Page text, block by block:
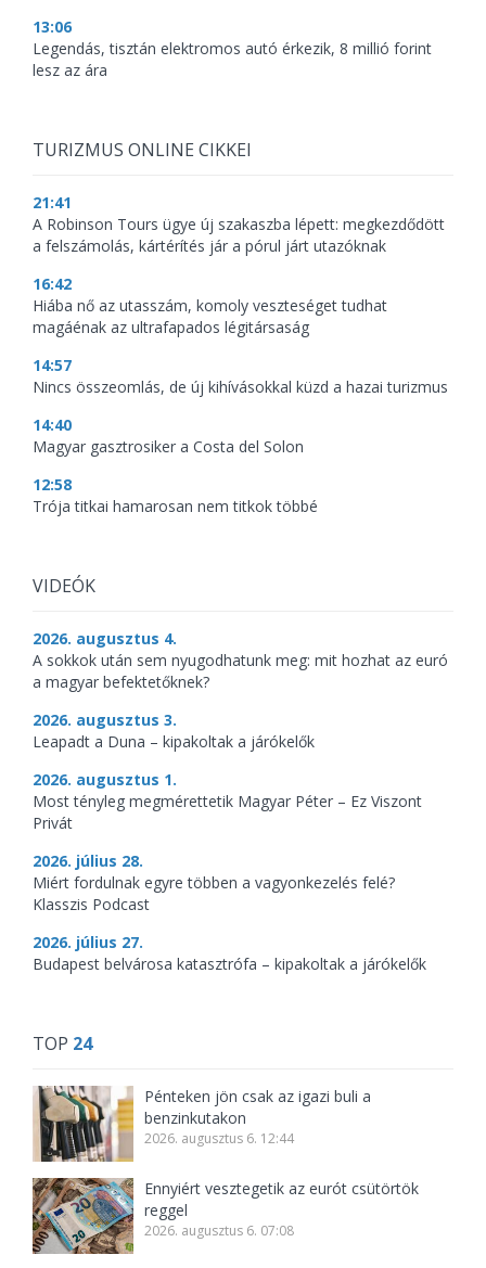
13:06
Legendás, tisztán elektromos autó érkezik, 8 millió forint
lesz az ára
TURIZMUS ONLINE CIKKEI
21:41
A Robinson Tours ügye új szakaszba lépett: megkezdődött
a felszámolás, kártérítés jár a pórul járt utazóknak
16:42
Hiába nő az utasszám, komoly veszteséget tudhat
magáénak az ultrafapados légitársaság
14:57
Nincs összeomlás, de új kihívásokkal küzd a hazai turizmus
14:40
Magyar gasztrosiker a Costa del Solon
12:58
Trója titkai hamarosan nem titkok többé
VIDEÓK
2026. augusztus 4.
A sokkok után sem nyugodhatunk meg: mit hozhat az euró
a magyar befektetőknek?
2026. augusztus 3.
Leapadt a Duna – kipakoltak a járókelők
2026. augusztus 1.
Most tényleg megmérettetik Magyar Péter – Ez Viszont
Privát
2026. július 28.
Miért fordulnak egyre többen a vagyonkezelés felé?
Klasszis Podcast
2026. július 27.
Budapest belvárosa katasztrófa – kipakoltak a járókelők
TOP 24
Pénteken jön csak az igazi buli a
benzinkutakon
2026. augusztus 6. 12:44
Ennyiért vesztegetik az eurót csütörtök
reggel
2026. augusztus 6. 07:08